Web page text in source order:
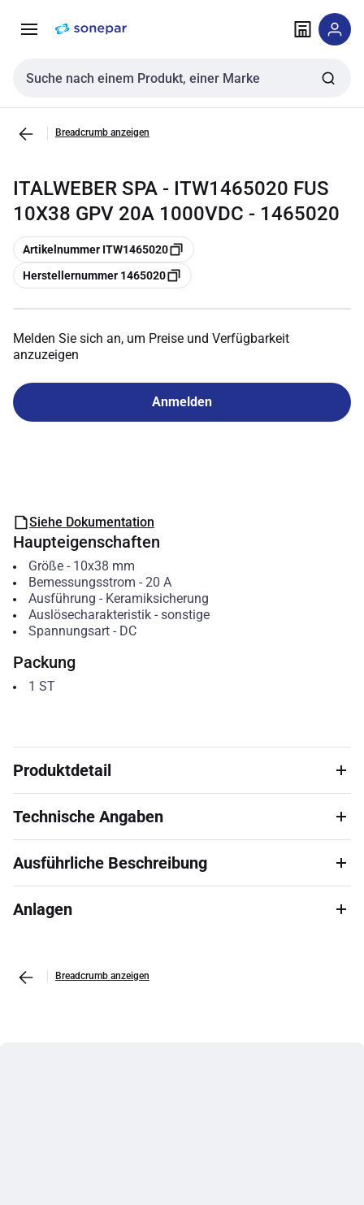
NavigationInhalt
Sucheingabe
Breadcrumb anzeigen
ITALWEBER SPA - ITW1465020 FUS
10X38 GPV 20A 1000VDC - 1465020
Kopieren
Artikelnummer ITW1465020
Kopieren
Herstellernummer 1465020
Melden Sie sich an, um Preise und Verfügbarkeit
anzuzeigen
Anmelden
Siehe Dokumentation
Haupteigenschaften
Größe- 10x38 mm
Bemessungsstrom - 20 A
Ausführung - Keramiksicherung
Auslösecharakteristik- sonstige
Spannungsart- DC
Packung
1 ST
Produktdetail
Technische Angaben
Ausführliche Beschreibung
Anlagen
Breadcrumb anzeigen